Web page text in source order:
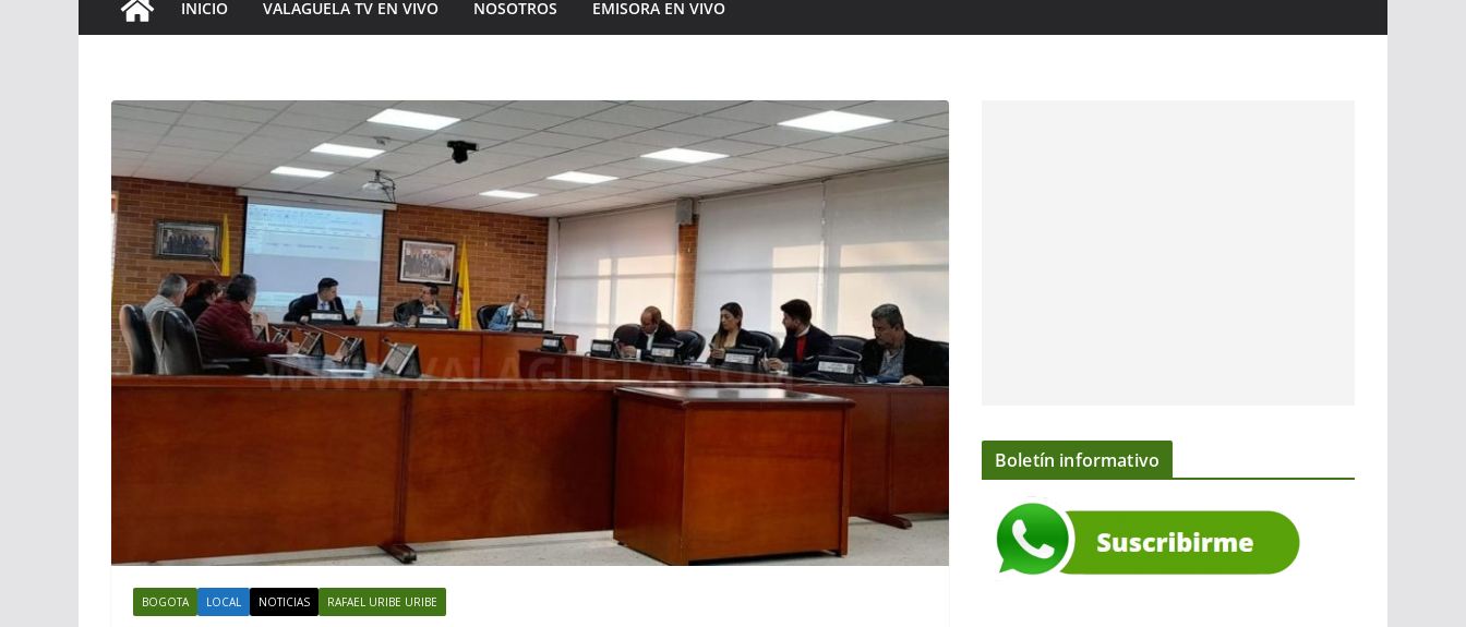
INICIO VALAGUELA TV EN VIVO NOSOTROS EMISORA EN VIVO
BOGOTA LOCAL NOTICIAS RAFAEL URIBE URIBE
Boletín informativo